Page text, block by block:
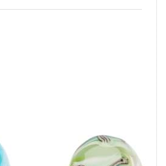
Neuanfang
TGLBE-20129